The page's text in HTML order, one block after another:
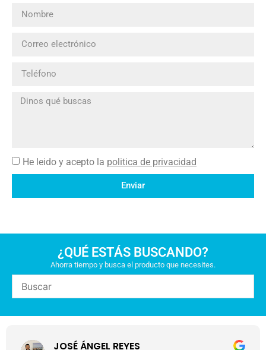
He leido y acepto la politica de privacidad
Enviar
¿QUÉ ESTÁS BUSCANDO?
Ahorra tiempo y busca el producto que necesites.
JOSÉ ÁNGEL REYES